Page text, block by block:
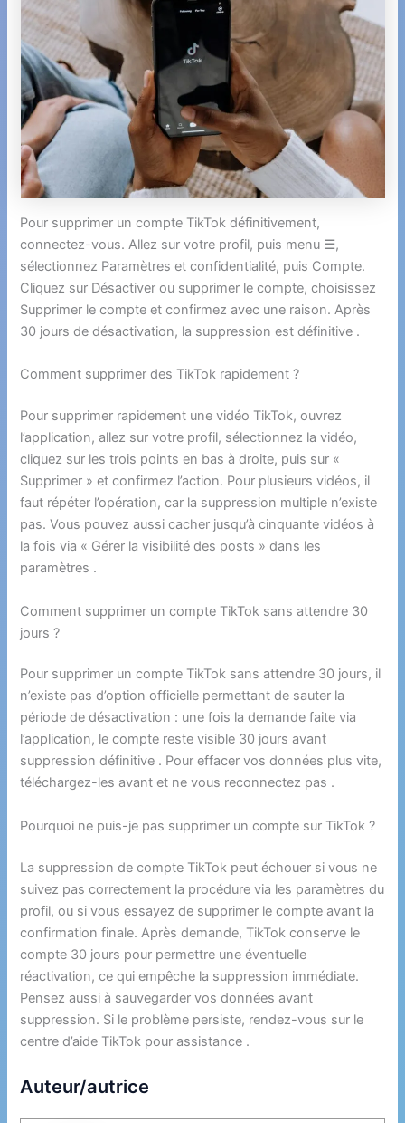
Pour supprimer un compte TikTok définitivement,
connectez-vous. Allez sur votre profil, puis menu ☰,
sélectionnez Paramètres et confidentialité, puis Compte.
Cliquez sur Désactiver ou supprimer le compte, choisissez
Supprimer le compte et confirmez avec une raison. Après
30 jours de désactivation, la suppression est définitive .
Comment supprimer des TikTok rapidement ?
Pour supprimer rapidement une vidéo TikTok, ouvrez
l’application, allez sur votre profil, sélectionnez la vidéo,
cliquez sur les trois points en bas à droite, puis sur «
Supprimer » et confirmez l’action. Pour plusieurs vidéos, il
faut répéter l’opération, car la suppression multiple n’existe
pas. Vous pouvez aussi cacher jusqu’à cinquante vidéos à
la fois via « Gérer la visibilité des posts » dans les
paramètres .
Comment supprimer un compte TikTok sans attendre 30
jours ?
Pour supprimer un compte TikTok sans attendre 30 jours, il
n’existe pas d’option officielle permettant de sauter la
période de désactivation : une fois la demande faite via
l’application, le compte reste visible 30 jours avant
suppression définitive . Pour effacer vos données plus vite,
téléchargez-les avant et ne vous reconnectez pas .
Pourquoi ne puis-je pas supprimer un compte sur TikTok ?
La suppression de compte TikTok peut échouer si vous ne
suivez pas correctement la procédure via les paramètres du
profil, ou si vous essayez de supprimer le compte avant la
confirmation finale. Après demande, TikTok conserve le
compte 30 jours pour permettre une éventuelle
réactivation, ce qui empêche la suppression immédiate.
Pensez aussi à sauvegarder vos données avant
suppression. Si le problème persiste, rendez-vous sur le
centre d’aide TikTok pour assistance .
Auteur/autrice